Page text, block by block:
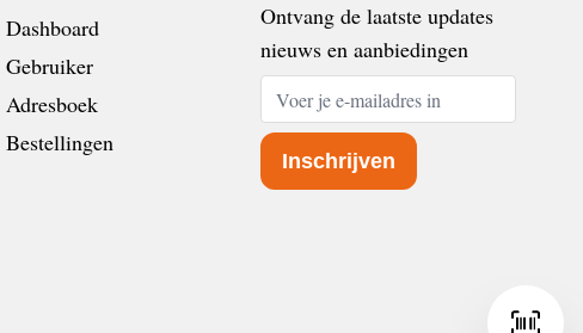
Dashboard
Gebruiker
Adresboek
Bestellingen
Ontvang de laatste updates
nieuws en aanbiedingen
E-mailadres
Inschrijven